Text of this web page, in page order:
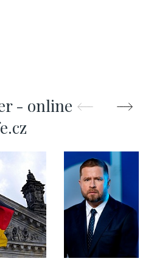
- online